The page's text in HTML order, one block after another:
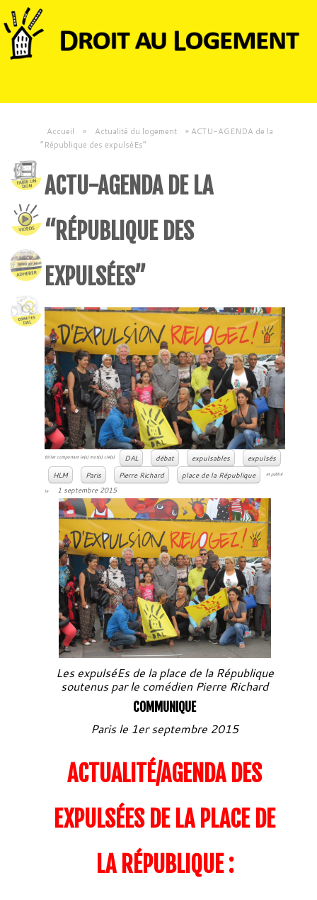
Accueil » Actualité du logement » ACTU-AGENDA de la
“République des expulséEs”
ACTU-AGENDA DE LA
“RÉPUBLIQUE DES
EXPULSÉES”
Billet comportant le(s) mot(s) clé(s) DAL débat expulsables
expulsés
HLM
Paris Pierre Richard place de la République et publié
le 1 septembre 2015
Les expulséEs de la place de la République
soutenus par le comédien Pierre Richard
COMMUNIQUE
Paris le 1er septembre 2015
ACTUALITÉ/AGENDA DES
EXPULSÉES DE LA PLACE DE
LA RÉPUBLIQUE :